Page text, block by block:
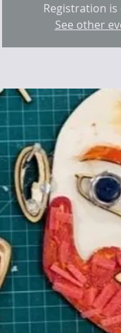
Registration is
See other